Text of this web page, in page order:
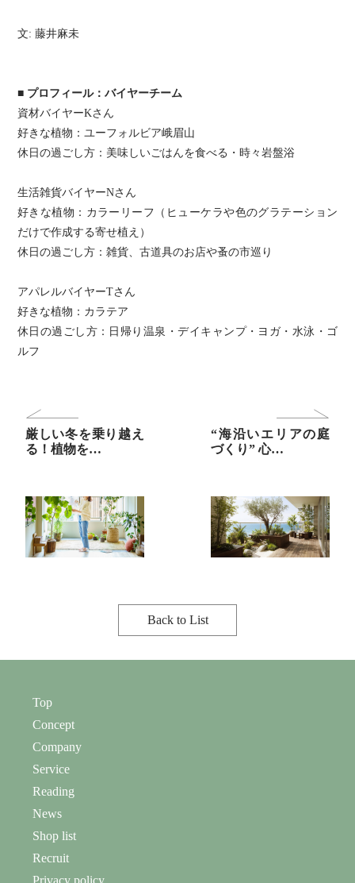
文: 藤井麻未
■ プロフィール：バイヤーチーム
資材バイヤーKさん
好きな植物：ユーフォルビア峨眉山
休日の過ごし方：美味しいごはんを食べる・時々岩盤浴
生活雑貨バイヤーNさん
好きな植物：カラーリーフ（ヒューケラや色のグラテーション
だけで作成する寄せ植え）
休日の過ごし方：雑貨、古道具のお店や蚤の市巡り
アパレルバイヤーTさん
好きな植物：カラテア
休日の過ごし方：日帰り温泉・デイキャンプ・ヨガ・水泳・ゴ
ルフ
厳しい冬を乗り越え
る！植物を…
“海沿いエリアの庭
づくり” 心…
Back to List
Top
Concept
Company
Service
Reading
News
Shop list
Recruit
Privacy policy